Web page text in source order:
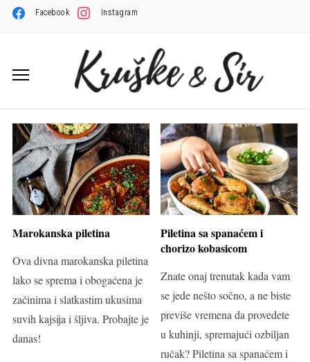
Facebook Instagram
Marokanska piletina
Ova divna marokanska piletina
lako se sprema i obogaćena je
začinima i slatkastim ukusima
suvih kajsija i šljiva. Probajte je
danas!
Piletina sa spanaćem i
chorizo kobasicom
Znate onaj trenutak kada vam
se jede nešto sočno, a ne biste
previše vremena da provedete
u kuhinji, spremajući ozbiljan
ručak? Piletina sa spanaćem i